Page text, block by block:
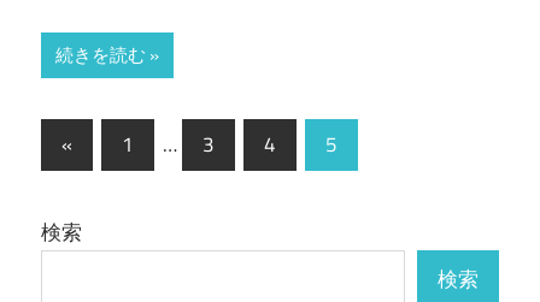
続きを読む
投
稿
の
«
の
事
1 … 3 4 5
検索
検索